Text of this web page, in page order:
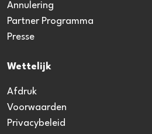
Annulering
Partner Programma
Presse
Wettelijk
Afdruk
Voorwaarden
Privacybeleid